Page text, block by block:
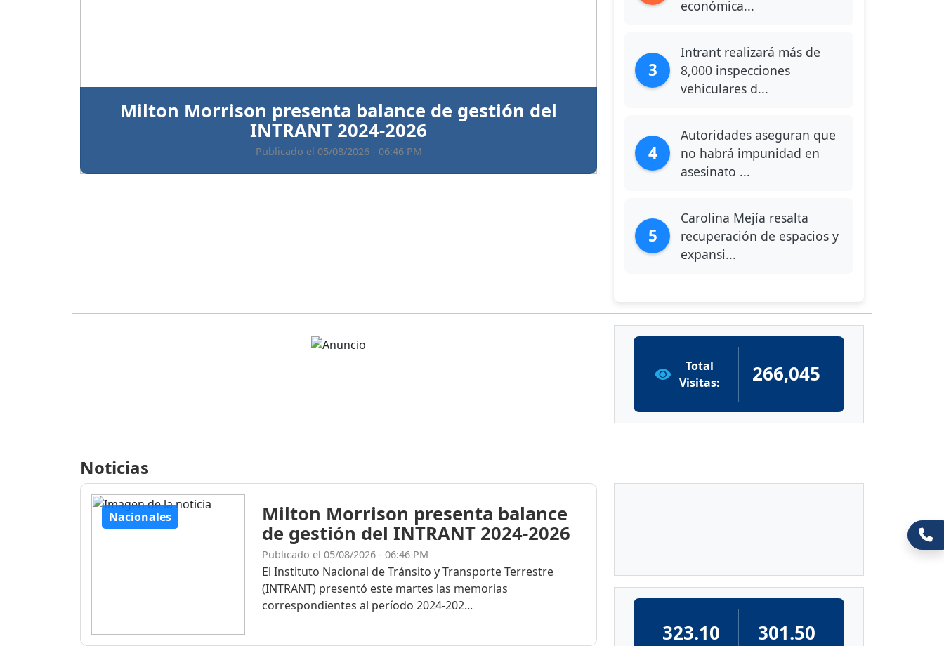
Ratifican prisión preventiva a Santiago Hazim y otros
implicados en el caso Senasa
Publicado el 05/08/2026 - 06:35 PM
económica...
3
Intrant realizará más de
8,000 inspecciones
vehiculares d...
4
Autoridades aseguran que
no habrá impunidad en
asesinato ...
5
Carolina Mejía resalta
recuperación de espacios y
expansi...
Total
Visitas:
266,045
Noticias
Nacionales
Milton Morrison presenta balance
de gestión del INTRANT 2024-2026
Publicado el 05/08/2026 - 06:46 PM
El Instituto Nacional de Tránsito y Transporte Terrestre
(INTRANT) presentó este martes las memorias
correspondientes al período 2024-202...
323.10 301.50